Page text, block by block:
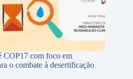
COP17 com foco em
o combate à desertificação